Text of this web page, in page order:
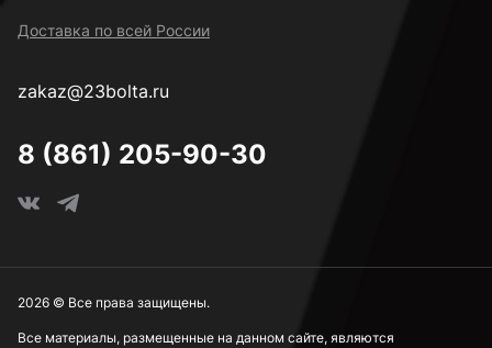
Доставка по всей России
zakaz@23bolta.ru
8 (861) 205-90-30
Все материалы, размещенные на данном сайте, являются
2026 © Все права защищены.